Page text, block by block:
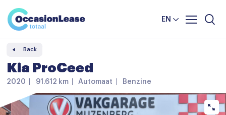
EN
Business
News and tips
Frequently asked questions
Comparator
Back
Kia ProCeed
2020 91.612 km Automaat Benzine